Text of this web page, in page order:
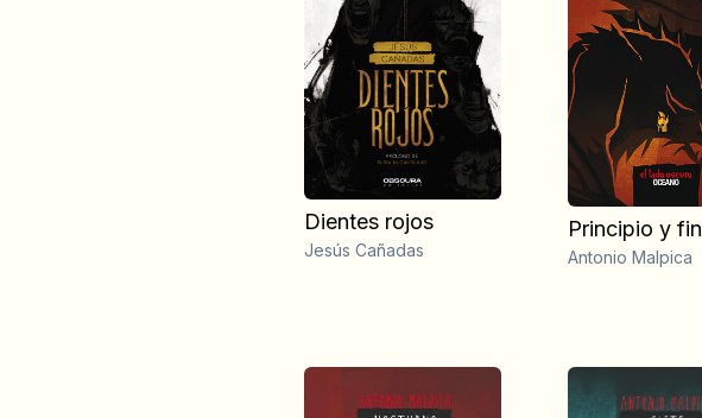
Dientes rojos
Jesús Cañadas
Principio y fin
Antonio Malpica